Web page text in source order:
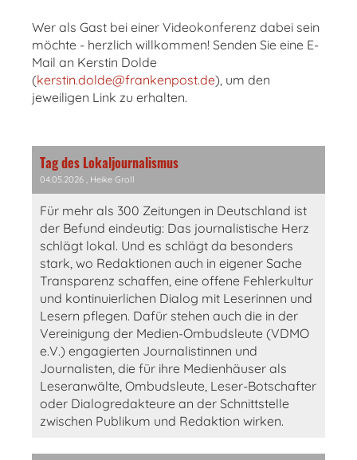
Wer als Gast bei einer Videokonferenz dabei sein
möchte - herzlich willkommen! Senden Sie eine E-
Mail an Kerstin Dolde
(kerstin.dolde@frankenpost.de), um den
jeweiligen Link zu erhalten.
Tag des Lokaljournalismus
04.05.2026 , Heike Groll
Für mehr als 300 Zeitungen in Deutschland ist
der Befund eindeutig: Das journalistische Herz
schlägt lokal. Und es schlägt da besonders
stark, wo Redaktionen auch in eigener Sache
Transparenz schaffen, eine offene Fehlerkultur
und kontinuierlichen Dialog mit Leserinnen und
Lesern pflegen. Dafür stehen auch die in der
Vereinigung der Medien-Ombudsleute (VDMO
e.V.) engagierten Journalistinnen und
Journalisten, die für ihre Medienhäuser als
Leseranwälte, Ombudsleute, Leser-Botschafter
oder Dialogredakteure an der Schnittstelle
zwischen Publikum und Redaktion wirken.